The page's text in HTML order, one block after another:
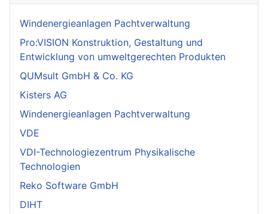
Windenergieanlagen Pachtverwaltung
Pro:VISION Konstruktion, Gestaltung und
Entwicklung von umweltgerechten Produkten
QUMsult GmbH & Co. KG
Kisters AG
Windenergieanlagen Pachtverwaltung
VDE
VDI-Technologiezentrum Physikalische
Technologien
Reko Software GmbH
DIHT